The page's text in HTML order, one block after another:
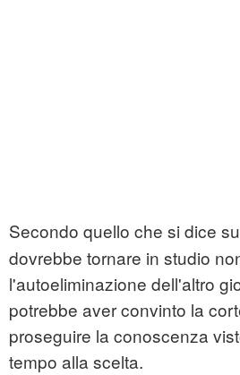
Secondo quello che si dice
dovrebbe tornare in studio
l'autoeliminazione dell'altro
potrebbe aver convinto la
proseguire la conoscenza
tempo alla scelta.